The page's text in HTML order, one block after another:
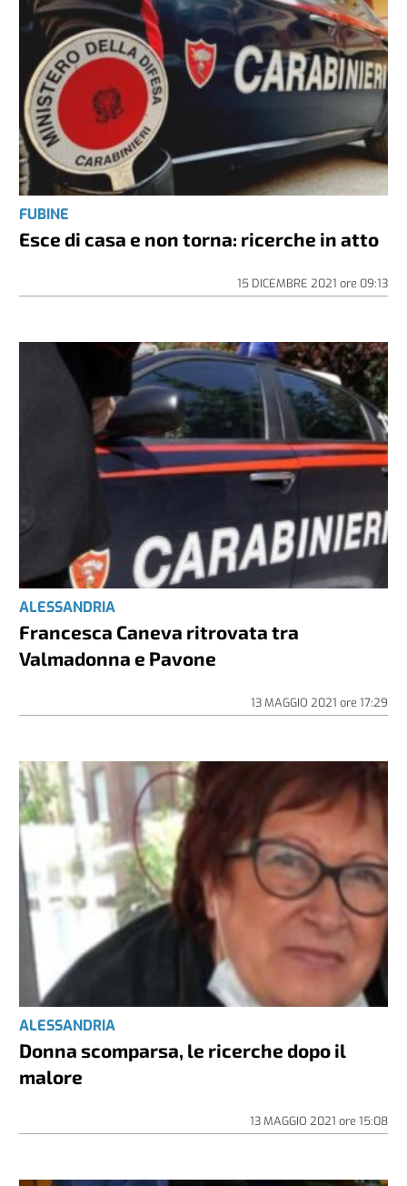
FUBINE
Esce di casa e non torna: ricerche in atto
15 DICEMBRE 2021 ore 09:13
ALESSANDRIA
Francesca Caneva ritrovata tra
Valmadonna e Pavone
13 MAGGIO 2021 ore 17:29
ALESSANDRIA
Donna scomparsa, le ricerche dopo il
malore
13 MAGGIO 2021 ore 15:08